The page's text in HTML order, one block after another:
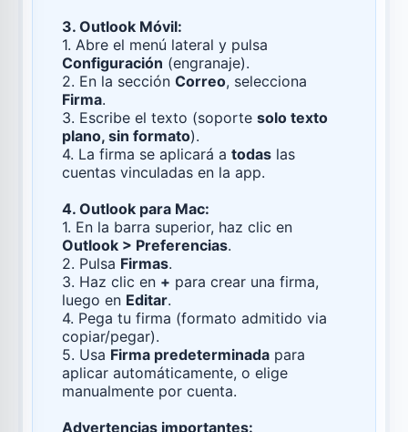
3. Outlook Móvil:
1. Abre el menú lateral y pulsa
Configuración (engranaje).
2. En la sección Correo, selecciona
Firma.
3. Escribe el texto (soporte solo texto
plano, sin formato).
4. La firma se aplicará a todas las
cuentas vinculadas en la app.
4. Outlook para Mac:
1. En la barra superior, haz clic en
Outlook > Preferencias.
2. Pulsa Firmas.
3. Haz clic en + para crear una firma,
luego en Editar.
4. Pega tu firma (formato admitido via
copiar/pegar).
5. Usa Firma predeterminada para
aplicar automáticamente, o elige
manualmente por cuenta.
Advertencias importantes: